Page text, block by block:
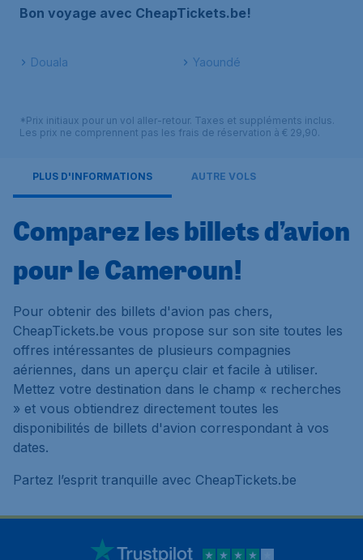
Bon voyage avec CheapTickets.be!
Douala Yaoundé
*Prix initiaux pour un vol aller-retour. Taxes et suppléments inclus.
Les prix ne comprennent pas les frais de réservation à € 29,90.
PLUS D'INFORMATIONS AUTRE VOLS
Comparez les billets d’avion
pour le Cameroun!
Pour obtenir des billets d'avion pas chers,
CheapTickets.be vous propose sur son site toutes les
offres intéressantes de plusieurs compagnies
aériennes, dans un aperçu clair et facile à utiliser.
Mettez votre destination dans le champ « recherches
» et vous obtiendrez directement toutes les
disponibilités de billets d'avion correspondant à vos
dates.
Partez l’esprit tranquille avec CheapTickets.be